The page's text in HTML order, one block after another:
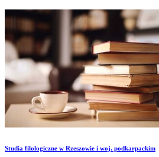
Studia filologiczne w Rzeszowie i woj. podkarpackim